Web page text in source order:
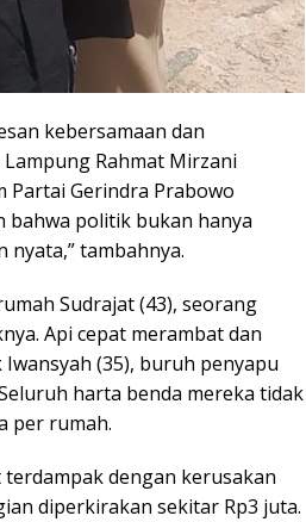
kebersamaan dan
Rahmat Mirzani
Partai Gerindra Prabowo
bahwa politik bukan hanya
tambahnya.
Sudrajat (43), seorang
Api cepat merambat dan
(35), buruh penyapu
harta benda mereka tidak
per rumah.
dengan kerusakan
diperkirakan sekitar Rp3 juta.